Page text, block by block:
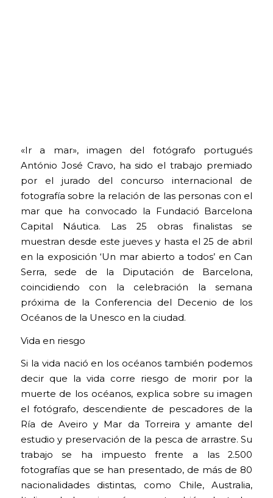
«Ir a mar», imagen del fotógrafo portugués
António José Cravo, ha sido el trabajo premiado
por el jurado del concurso internacional de
fotografía sobre la relación de las personas con el
mar que ha convocado la Fundació Barcelona
Capital Náutica. Las 25 obras finalistas se
muestran desde este jueves y hasta el 25 de abril
en la exposición ‘Un mar abierto a todos’ en Can
Serra, sede de la Diputación de Barcelona,
coincidiendo con la celebración la semana
próxima de la Conferencia del Decenio de los
Océanos de la Unesco en la ciudad.
Vida en riesgo
Si la vida nació en los océanos también podemos
decir que la vida corre riesgo de morir por la
muerte de los océanos, explica sobre su imagen
el fotógrafo, descendiente de pescadores de la
Ría de Aveiro y Mar da Torreira y amante del
estudio y preservación de la pesca de arrastre. Su
trabajo se ha impuesto frente a las 2.500
fotografías que se han presentado, de más de 80
nacionalidades distintas, como Chile, Australia,